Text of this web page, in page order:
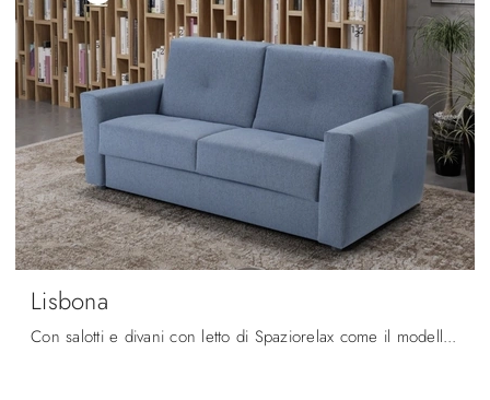
Lisbona
Con salotti e divani con letto di Spaziorelax come il modello Lisbona in tessuto, potrai completare il tuo progetto d'arredo.